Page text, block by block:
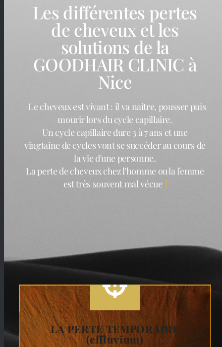
Les différentes pertes
de cheveux et les
solutions de la
GOODHAIR CLINIC à
Nice
Le cheveux est vivant : il va naitre, pousser puis
mourir lors du cycle capillaire.
Un cycle capillaire dure 3 à 7 ans et une
vingtaine de cycles vont se succéder au cours de
la vie d'une personne.
La perte de cheveux chez l'homme ou la femme
est très souvent mal vécue
LA PERTE TEMPORAIRE
(effluvium)